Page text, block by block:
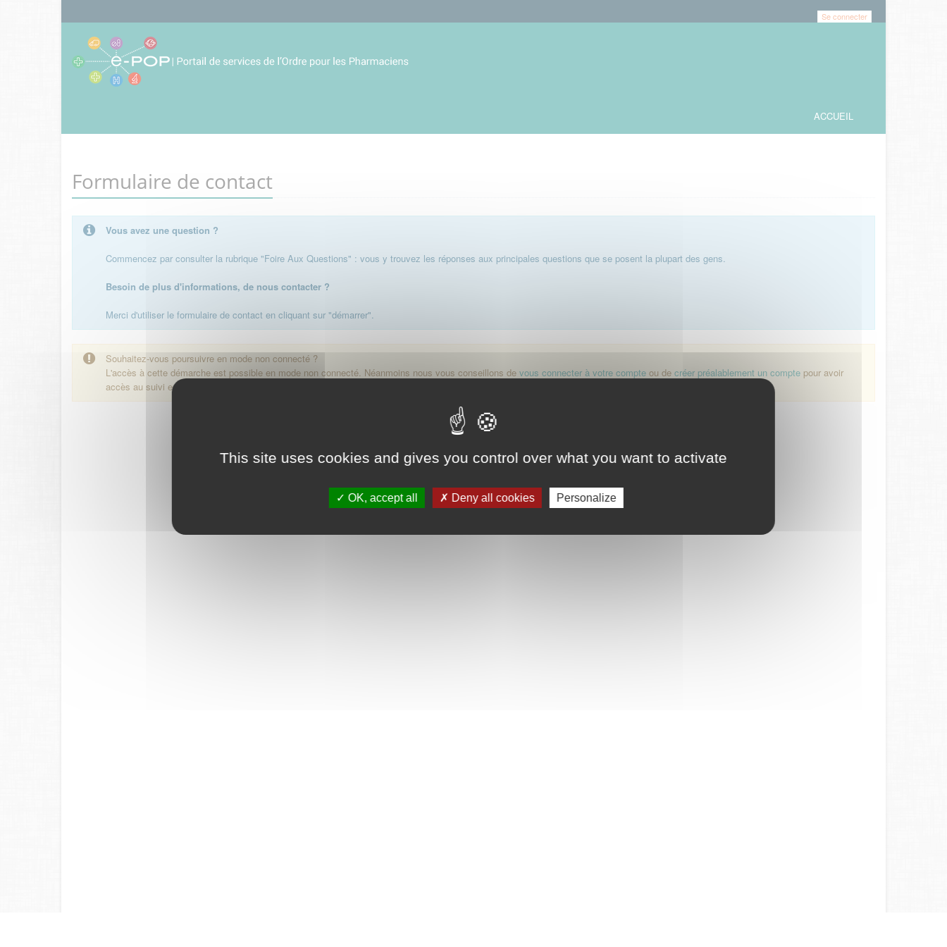
This site uses cookies and gives you control over what you want to activate
OK, accept all Deny all cookies Personalize
Se connecter
ACCUEIL
Formulaire de contact
Vous avez une question ?
Commencez par consulter la rubrique "Foire Aux Questions" : vous y trouvez les réponses aux principales questions que se posent la plupart des gens.
Besoin de plus d'informations, de nous contacter ?
Merci d'utiliser le formulaire de contact en cliquant sur "démarrer".
Souhaitez-vous poursuivre en mode non connecté ?
L'accès à cette démarche est possible en mode non connecté. Néanmoins nous vous conseillons de vous connecter à votre compte ou de créer préalablement un compte pour avoir
accès au suivi en ligne de la démarche.
Démarrer